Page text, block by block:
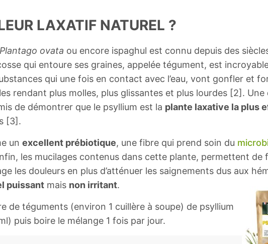
LAXATIF NATUREL ?
Plantago ovata ou encore ispaghul est connu depuis des
qui entoure ses graines, appelée tégument, est
qui une fois en contact avec l’eau, vont gonfler et
rendant plus molles, plus glissantes et plus lourdes [2]. Une
de démontrer que le psyllium est la plante laxative la plus
[3].
un excellent prébiotique, une fibre qui prend soin du
les mucilages contenus dans cette plante, permettent de
les douleurs en plus d’atténuer les saignements dus aux
puissant mais non irritant.
de téguments (environ 1 cuillère à soupe) de psyllium
puis boire le mélange 1 fois par jour.